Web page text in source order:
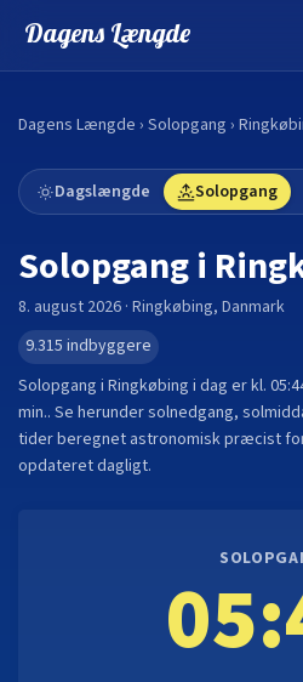
Dagens Længde
Dagens Længde › Solopgang ›
Dagslængde Solopgang
Solopgang i
8. august 2026 · Ringkøbing, Danmark
9.315 indbyggere
Solopgang i Ringkøbing i dag er kl.
min.. Se herunder solnedgang,
tider beregnet astronomisk præcist
opdateret dagligt.